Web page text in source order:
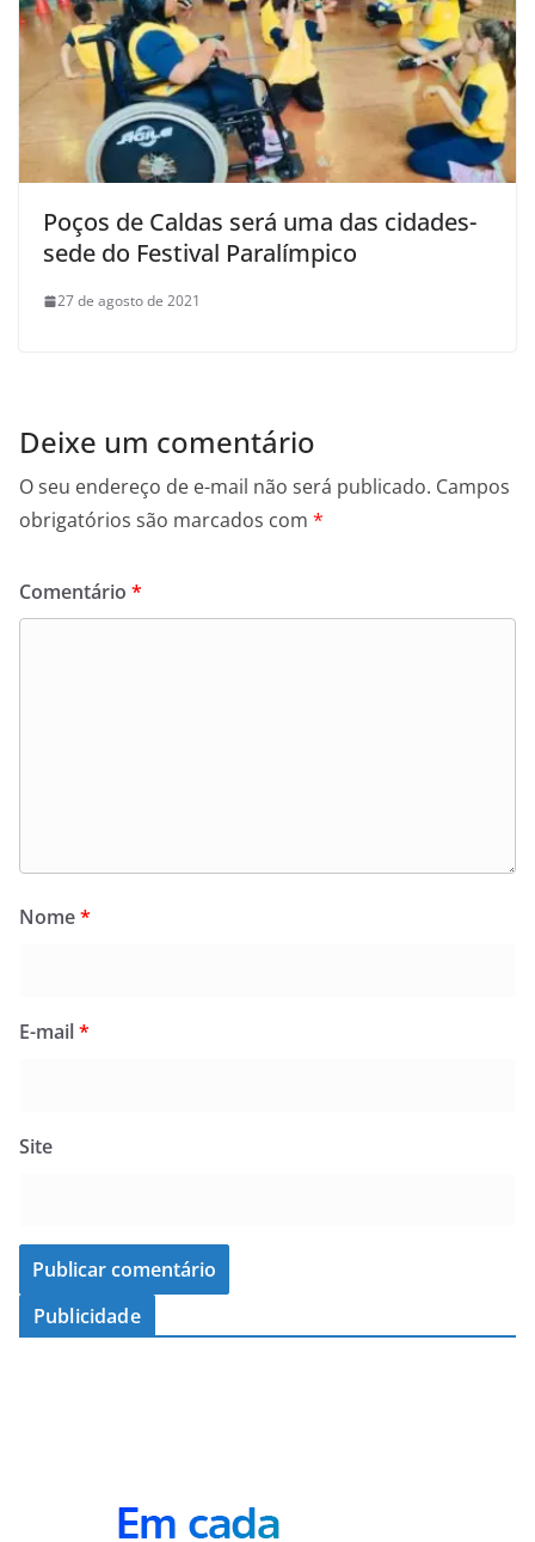
Poços de Caldas será uma das cidades-
sede do Festival Paralímpico
27 de agosto de 2021
Deixe um comentário
O seu endereço de e-mail não será publicado. Campos
obrigatórios são marcados com *
Comentário *
Nome*
E-mail*
Site
Publicidade